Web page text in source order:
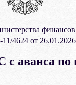
4624 от 26.01.2026
аванса по